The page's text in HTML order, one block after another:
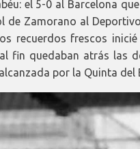
el 5-0 al Barcelona
de Zamorano al
recuerdos frescos
fin quedaban atrás las
por la Quinta del